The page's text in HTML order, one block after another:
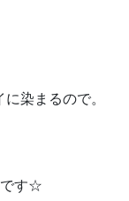
染まるので。
です☆